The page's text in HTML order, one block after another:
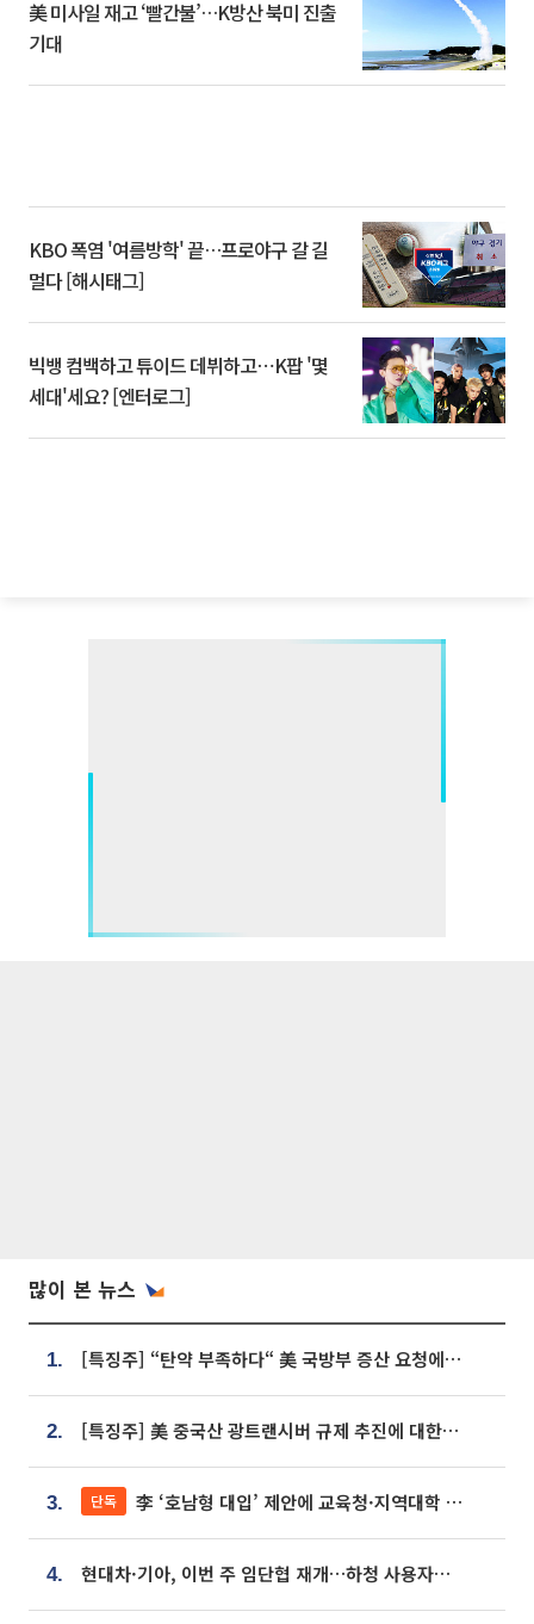
美 미사일 재고 ‘빨간불’…K방산 북미 진출
기대
KBO 폭염 '여름방학' 끝…프로야구 갈 길
멀다 [해시태그]
빅뱅 컴백하고 튜이드 데뷔하고⋯K팝 '몇
세대'세요? [엔터로그]
많이 본 뉴스
1. [특징주] “탄약 부족하다“ 美 국방부 증산 요청에⋯국내 방산주 급등세
2. [특징주] 美 중국산 광트랜시버 규제 추진에 대한광통신 등 광통신株 강세
3. 단독 李 ‘호남형 대입’ 제안에 교육청·지역대학 서·논술형 입시 연계 '착수'
4. 현대차·기아, 이번 주 임단협 재개…하청 사용자성 재심도 ‘변수’